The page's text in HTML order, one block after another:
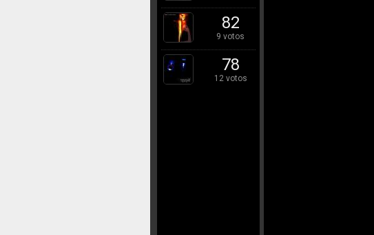
82
9 votos
78
12 votos